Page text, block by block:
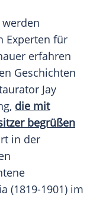
werden
Experten für
erfahren
Geschichten
Jay
die mit
begrüßen
in der
(1819-1901) im